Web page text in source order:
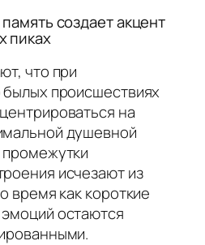
создает акцент
пиках
что при
происшествиях
на
душевной
исчезают из
время как короткие
остаются